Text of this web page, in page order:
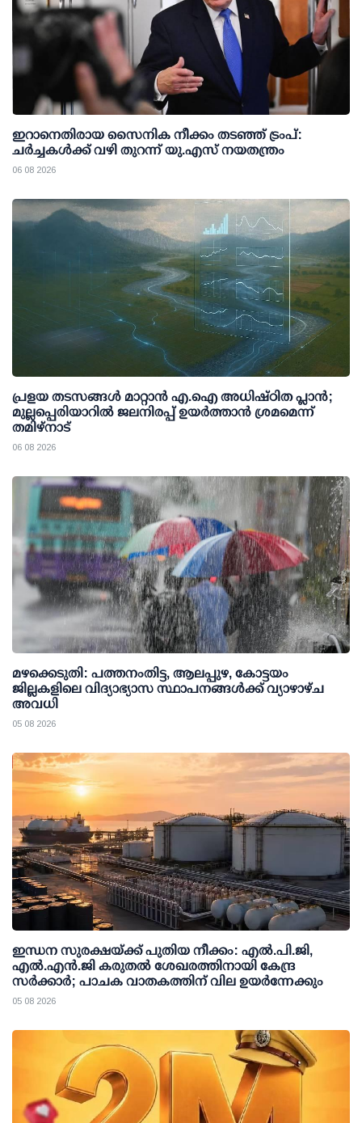
ഇറാനെതിരായ സൈനിക നീക്കം തടഞ്ഞ് ട്രംപ്:
ചര്‍ച്ചകള്‍ക്ക് വഴി തുറന്ന് യു.എസ് നയതന്ത്രം
06 08 2026
പ്രളയ തടസങ്ങള്‍ മാറ്റാന്‍ എ.ഐ അധിഷ്ഠിത പ്ലാന്‍;
മുല്ലപ്പെരിയാറില്‍ ജലനിരപ്പ് ഉയര്‍ത്താന്‍ ശ്രമമെന്ന്
തമിഴ്നാട്
06 08 2026
മഴക്കെടുതി: പത്തനംതിട്ട, ആലപ്പുഴ, കോട്ടയം
ജില്ലകളിലെ വിദ്യാഭ്യാസ സ്ഥാപനങ്ങള്‍ക്ക് വ്യാഴാഴ്ച
അവധി
05 08 2026
ഇന്ധന സുരക്ഷയ്ക്ക് പുതിയ നീക്കം: എല്‍.പി.ജി,
എല്‍.എന്‍.ജി കരുതല്‍ ശേഖരത്തിനായി കേന്ദ്ര
സര്‍ക്കാര്‍; പാചക വാതകത്തിന് വില ഉയര്‍ന്നേക്കും
05 08 2026